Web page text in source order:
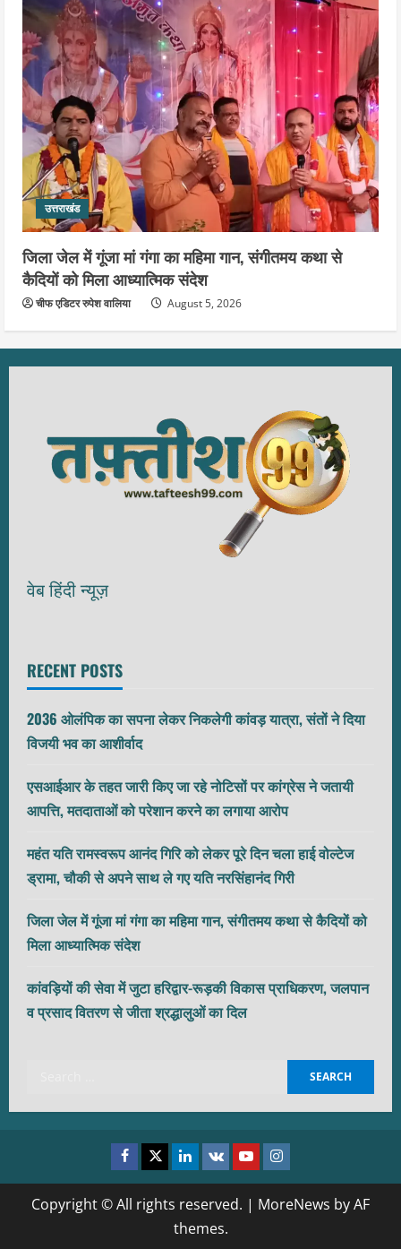
उत्तराखंड
जिला जेल में गूंजा मां गंगा का महिमा गान, संगीतमय कथा से
कैदियों को मिला आध्यात्मिक संदेश
चीफ एडिटर रुपेश वालिया August 5, 2026
वेब हिंदी न्यूज़
RECENT POSTS
2036 ओलंपिक का सपना लेकर निकलेगी कांवड़ यात्रा, संतों ने दिया
विजयी भव का आशीर्वाद
एसआईआर के तहत जारी किए जा रहे नोटिसों पर कांग्रेस ने जतायी
आपत्ति, मतदाताओं को परेशान करने का लगाया आरोप
महंत यति रामस्वरूप आनंद गिरि को लेकर पूरे दिन चला हाई वोल्टेज
ड्रामा, चौकी से अपने साथ ले गए यति नरसिंहानंद गिरी
जिला जेल में गूंजा मां गंगा का महिमा गान, संगीतमय कथा से कैदियों को
मिला आध्यात्मिक संदेश
कांवड़ियों की सेवा में जुटा हरिद्वार-रूड़की विकास प्राधिकरण, जलपान
व प्रसाद वितरण से जीता श्रद्धालुओं का दिल
Facebook
TwitterLinkedin
VK YoutubeInstagram
Copyright © All rights reserved. | MoreNews by AF
themes.